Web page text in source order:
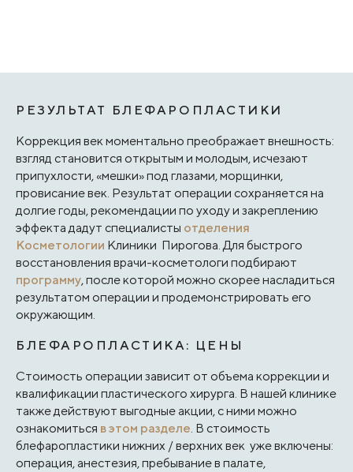
РЕЗУЛЬТАТ БЛЕФАРОПЛАСТИКИ
Коррекция век моментально преображает внешность:
взгляд становится открытым и молодым, исчезают
припухлости, «мешки» под глазами, морщинки,
провисание век. Результат операции сохраняется на
долгие годы, рекомендации по уходу и закреплению
эффекта дадут специалисты отделения
Косметологии Клиники Пирогова. Для быстрого
восстановления врачи-косметологи подбирают
программу, после которой можно скорее насладиться
результатом операции и продемонстрировать его
окружающим.
БЛЕФАРОПЛАСТИКА: ЦЕНЫ
Стоимость операции зависит от объема коррекции и
квалификации пластического хирурга. В нашей клинике
также действуют выгодные акции, с ними можно
ознакомиться в этом разделе. В стоимость
блефаропластики нижних / верхних век уже включены:
операция, анестезия, пребывание в палате,